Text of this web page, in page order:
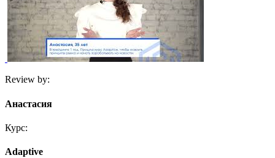
Review by:
Анастасия
Курс:
Adaptive